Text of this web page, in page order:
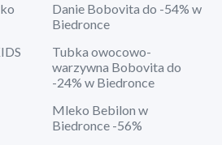
Danie Bobovita do -54% w
Biedronce
Tubka owocowo-
warzywna Bobovita do
-24% w Biedronce
Mleko Bebilon w
Biedronce -56%